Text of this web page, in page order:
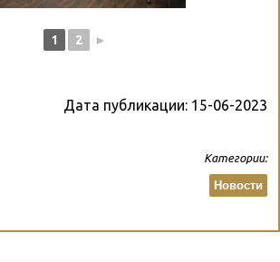
1 2 ►
Дата публикации: 15-06-2023
Категории:
Новости